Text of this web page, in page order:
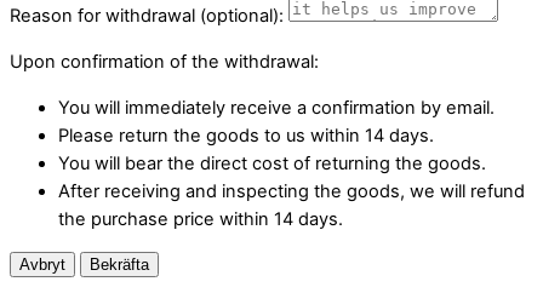
Reason for withdrawal (optional):
Upon confirmation of the withdrawal:
You will immediately receive a confirmation by email.
Please return the goods to us within 14 days.
You will bear the direct cost of returning the goods.
After receiving and inspecting the goods, we will refund
the purchase price within 14 days.
Avbryt Bekräfta